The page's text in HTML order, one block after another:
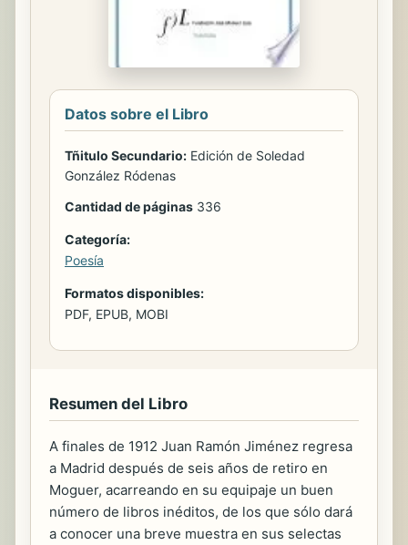
Datos sobre el Libro
Tñitulo Secundario: Edición de Soledad
González Ródenas
Cantidad de páginas 336
Categoría:
Poesía
Formatos disponibles:
PDF, EPUB, MOBI
Resumen del Libro
A finales de 1912 Juan Ramón Jiménez regresa
a Madrid después de seis años de retiro en
Moguer, acarreando en su equipaje un buen
número de libros inéditos, de los que sólo dará
a conocer una breve muestra en sus selectas